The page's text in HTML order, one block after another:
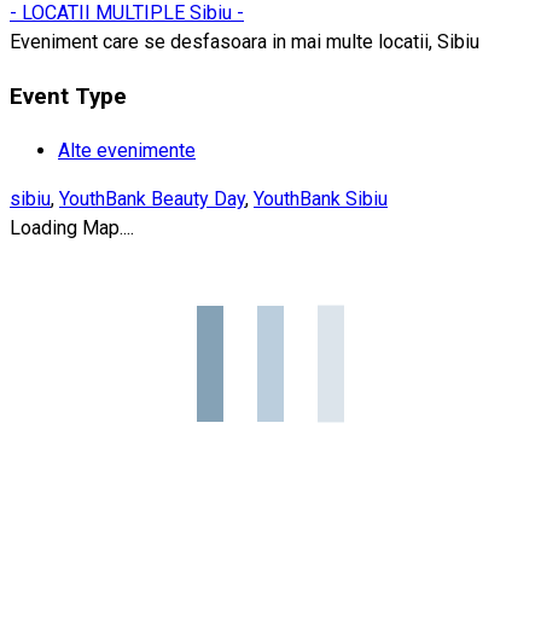
- LOCATII MULTIPLE Sibiu -
Eveniment care se desfasoara in mai multe locatii, Sibiu
Event Type
Alte evenimente
sibiu, YouthBank Beauty Day, YouthBank Sibiu
Loading Map....